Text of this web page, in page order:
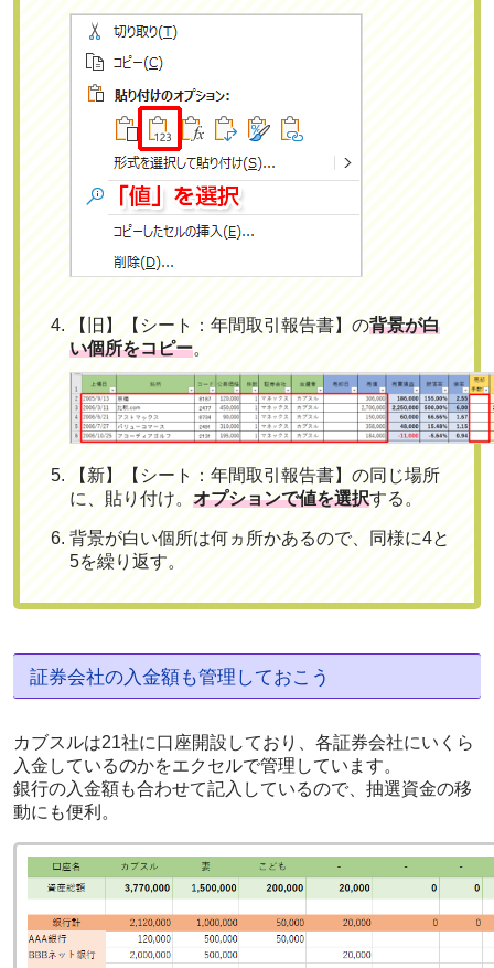
【旧】【シート：年間取引報告書】の背景が白
い個所をコピー。
【新】【シート：年間取引報告書】の同じ場所
に、貼り付け。 オプションで値を選択する。
背景が白い個所は何ヵ所かあるので、同様に4と
5を繰り返す。
証券会社の入金額も管理しておこう
カブスルは21社に口座開設しており、各証券会社にいくら
入金しているのかをエクセルで管理しています。
銀行の入金額も合わせて記入しているので、抽選資金の移
動にも便利。